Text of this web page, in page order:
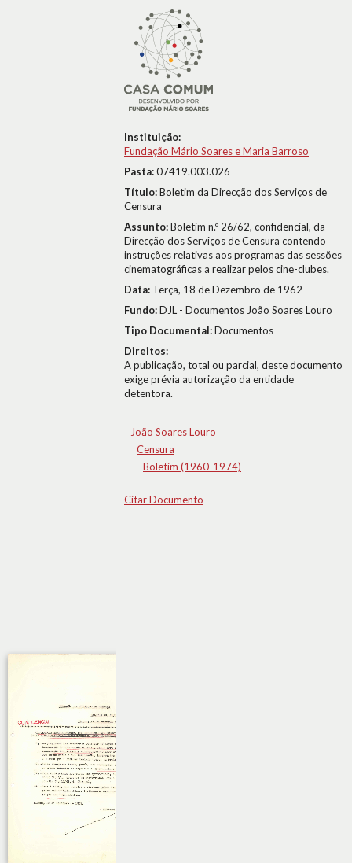
Instituição:
Fundação Mário Soares e Maria Barroso
Pasta:07419.003.026
Título:Boletim da Direcção dos Serviços de
Censura
Assunto:Boletim n.º 26/62, confidencial, da
Direcção dos Serviços de Censura contendo
instruções relativas aos programas das sessões
cinematográficas a realizar pelos cine-clubes.
Data: Terça, 18 de Dezembro de 1962
Fundo:DJL - Documentos João Soares Louro
Tipo Documental:Documentos
Direitos:
A publicação, total ou parcial, deste documento
exige prévia autorização da entidade
detentora.
João Soares Louro
Censura
Boletim (1960-1974)
Citar Documento